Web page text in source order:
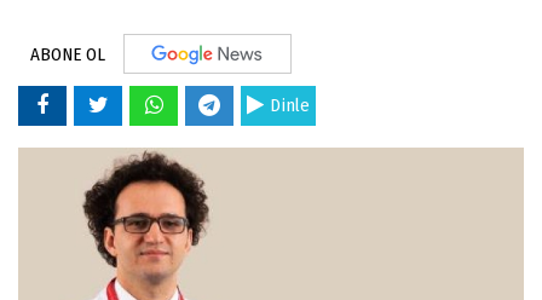
ABONE OL
Dinle